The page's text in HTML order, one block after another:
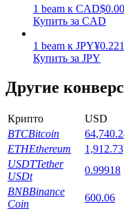
Высокая прибыль
Launchpool
Гибкая ставка для
1 beam к CAD$
Купить за CAD
1 beam к JPY¥
Купить за JPY
Другие
Крипто USD
BTCBitcoin
ETHEthereum 1,912.73
USDTTether
USDt
0.99918
BNBBinance
Coin
600.06